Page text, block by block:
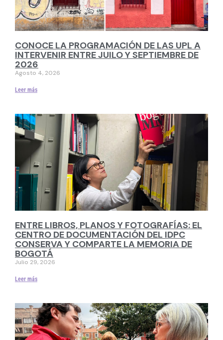
CONOCE LA PROGRAMACIÓN DE LAS UPL A
INTERVENIR ENTRE JUILO Y SEPTIEMBRE DE
2026
Agosto 4, 2026
Leer más
ENTRE LIBROS, PLANOS Y FOTOGRAFÍAS: EL
CENTRO DE DOCUMENTACIÓN DEL IDPC
CONSERVA Y COMPARTE LA MEMORIA DE
BOGOTÁ
Julio 29, 2026
Leer más